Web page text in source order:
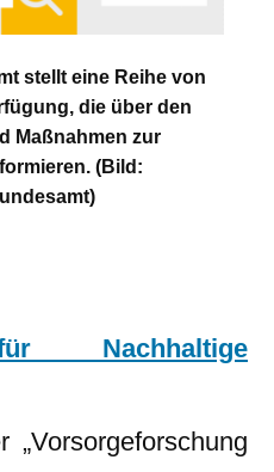
stellt eine Reihe von
die über den
Maßnahmen zur
(Bild:
Nachhaltige